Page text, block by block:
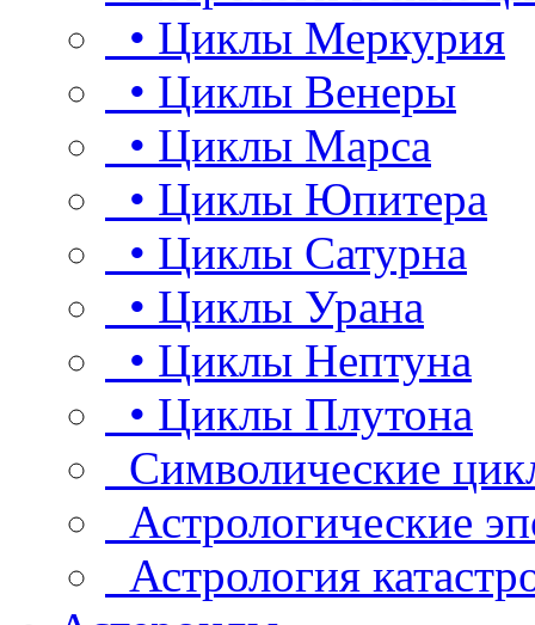
• Циклы Меркурия
• Циклы Венеры
• Циклы Марса
• Циклы Юпитера
• Циклы Сатурна
• Циклы Урана
• Циклы Нептуна
• Циклы Плутона
Символические
Астрологические
Астрология